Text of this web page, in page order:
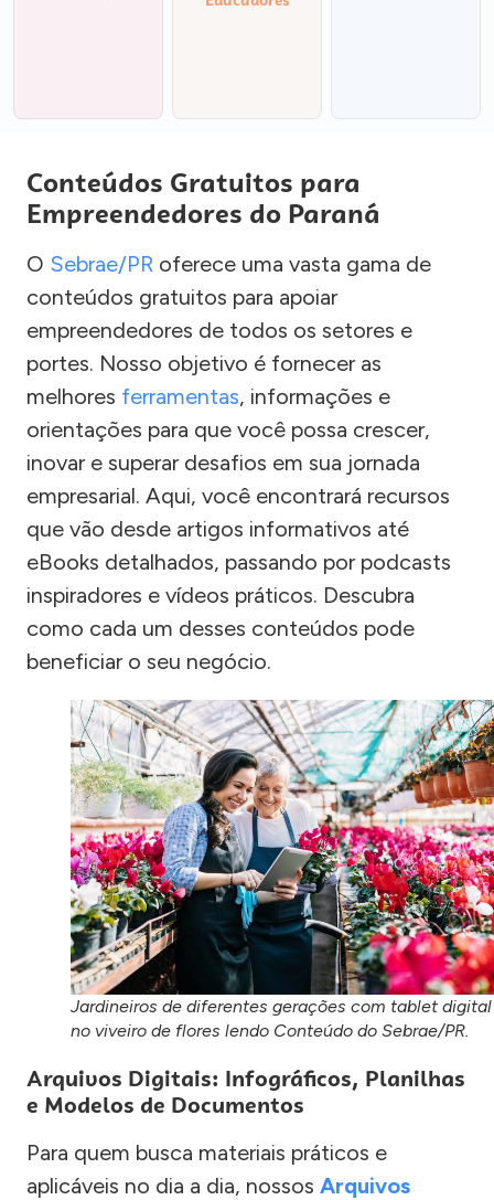
Conteúdos Gratuitos para
Empreendedores do Paraná
O Sebrae/PR oferece uma vasta gama de
conteúdos gratuitos para apoiar
empreendedores de todos os setores e
portes. Nosso objetivo é fornecer as
melhores ferramentas, informações e
orientações para que você possa crescer,
inovar e superar desafios em sua jornada
empresarial. Aqui, você encontrará recursos
que vão desde artigos informativos até
eBooks detalhados, passando por podcasts
inspiradores e vídeos práticos. Descubra
como cada um desses conteúdos pode
beneficiar o seu negócio.
Jardineiros de diferentes gerações com tablet digital
no viveiro de flores lendo Conteúdo do Sebrae/PR.
Arquivos Digitais: Infográficos, Planilhas
e Modelos de Documentos
Para quem busca materiais práticos e
aplicáveis no dia a dia, nossos Arquivos